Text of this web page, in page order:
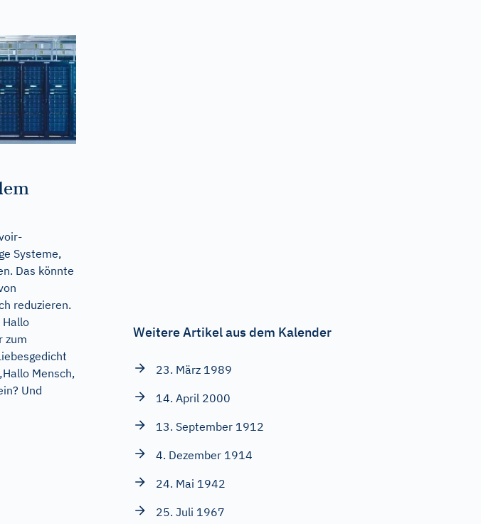
Systeme,
Das könnte
reduzieren.
Hallo
zum
Mensch,
Und
Weitere Artikel aus dem Kalender
23. März 1989
14. April 2000
13. September 1912
4. Dezember 1914
24. Mai 1942
25. Juli 1967